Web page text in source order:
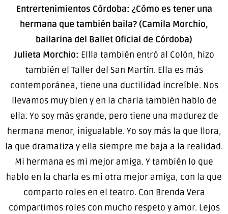
Entrertenimientos Córdoba: ¿Cómo es tener una
hermana que también baila? (Camila Morchio,
bailarina del Ballet Oficial de Córdoba)
Julieta Morchio: Ellla también entró al Colón, hizo
también el Taller del San Martín. Ella es más
contemporánea, tiene una ductilidad increíble. Nos
llevamos muy bien y en la charla también hablo de
ella. Yo soy más grande, pero tiene una madurez de
hermana menor, inigualable. Yo soy más la que llora,
la que dramatiza y ella siempre me baja a la realidad.
Mi hermana es mi mejor amiga. Y también lo que
hablo en la charla es mi otra mejor amiga, con la que
comparto roles en el teatro. Con Brenda Vera
compartimos roles con mucho respeto y amor. Lejos